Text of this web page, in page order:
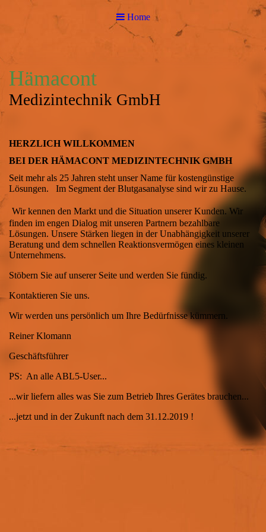
Home
Hämacont
Medizintechnik GmbH
HERZLICH WILLKOMMEN
BEI DER HÄMACONT MEDIZINTECHNIK GMBH
Seit mehr als 25 Jahren steht unser Name für kostengünstige
Lösungen. Im Segment der Blutgasanalyse sind wir zu Hause.
Wir kennen den Markt und die Situation unserer Kunden. Wir
finden im engen Dialog mit unseren Partnern bezahlbare
Lösungen. Unsere Stärken liegen in der Unabhängigkeit unserer
Beratung und dem schnellen Reaktionsvermögen eines kleinen
Unternehmens.
Stöbern Sie auf unserer Seite und werden Sie fündig.
Kontaktieren Sie uns.
Wir werden uns persönlich um Ihre Bedürfnisse kümmern.
Reiner Klomann
Geschäftsführer
PS: An alle ABL5-User...
...wir liefern alles was Sie zum Betrieb Ihres Gerätes brauchen...
...jetzt und in der Zukunft nach dem 31.12.2019 !